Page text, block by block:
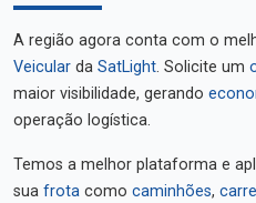
A região agora conta com o
Veicular da SatLight. Solicite um
maior visibilidade, gerando
operação logística.
Temos a melhor plataforma e
sua frota como caminhões,